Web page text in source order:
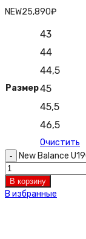
NEW25,890₽
Размер
43
44
44,5
45
45,5
46,5
Очистить
New Balance
В корзину
В избранные